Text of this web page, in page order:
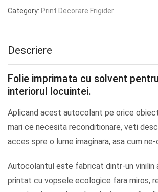
a
este:
Category: Print Decorare Frigider
Descriere
Folie imprimata cu solvent
interiorul locuintei.
Aplicand acest autocolant pe orice
mari ce necesita reconditionare, veti
acces spre o lume imaginara, asa cum ne-
Autocolantul este fabricat dintr-un vinilin
printat cu vopsele ecologice fara miros,